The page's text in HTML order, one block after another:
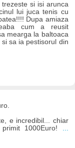
si isi arunca
lui juca tenis cu
Dupa amiaza
cum a reusit
mearga la baltoaca
sa ia pestisorul din
e incredibil... chiar
1000Euro!